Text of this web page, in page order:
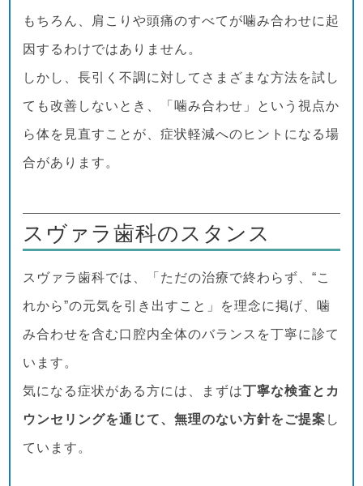
もちろん、肩こりや頭痛のすべてが噛み合わせに起
因するわけではありません。
しかし、長引く不調に対してさまざまな方法を試し
ても改善しないとき、「噛み合わせ」という視点か
ら体を見直すことが、症状軽減へのヒントになる場
合があります。
スヴァラ歯科のスタンス
スヴァラ歯科では、「ただの治療で終わらず、“こ
れから”の元気を引き出すこと」を理念に掲げ、噛
み合わせを含む口腔内全体のバランスを丁寧に診て
います。
気になる症状がある方には、まずは丁寧な検査とカ
ウンセリングを通じて、無理のない方針をご提案 し
ています。